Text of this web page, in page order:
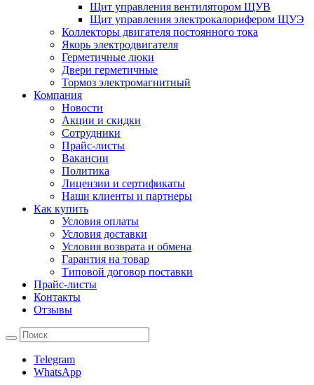
Щит управления вентилятором ЩУВ
Щит управления электрокалорифером ЩУЭ
Коллекторы двигателя постоянного тока
Якорь электродвигателя
Герметичные люки
Двери герметичные
Тормоз электромагнитный
Компания
Новости
Акции и скидки
Сотрудники
Прайс-листы
Вакансии
Политика
Лицензии и сертификаты
Наши клиенты и партнеры
Как купить
Условия оплаты
Условия доставки
Условия возврата и обмена
Гарантия на товар
Типовой договор поставки
Прайс-листы
Контакты
Отзывы
Telegram
WhatsApp